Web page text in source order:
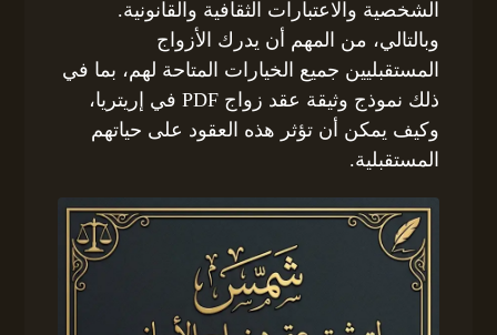
الشخصية والاعتبارات الثقافية والقانونية.
وبالتالي، من المهم أن يدرك الأزواج
المستقبليين جميع الخيارات المتاحة لهم، بما في
ذلك نموذج وثيقة عقد زواج PDF في إريتريا،
وكيف يمكن أن تؤثر هذه العقود على حياتهم
المستقبلية.